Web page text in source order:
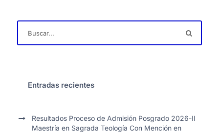
Entradas recientes
Resultados Proceso de Admisión Posgrado 2026-II
Maestría en Sagrada Teología Con Mención en